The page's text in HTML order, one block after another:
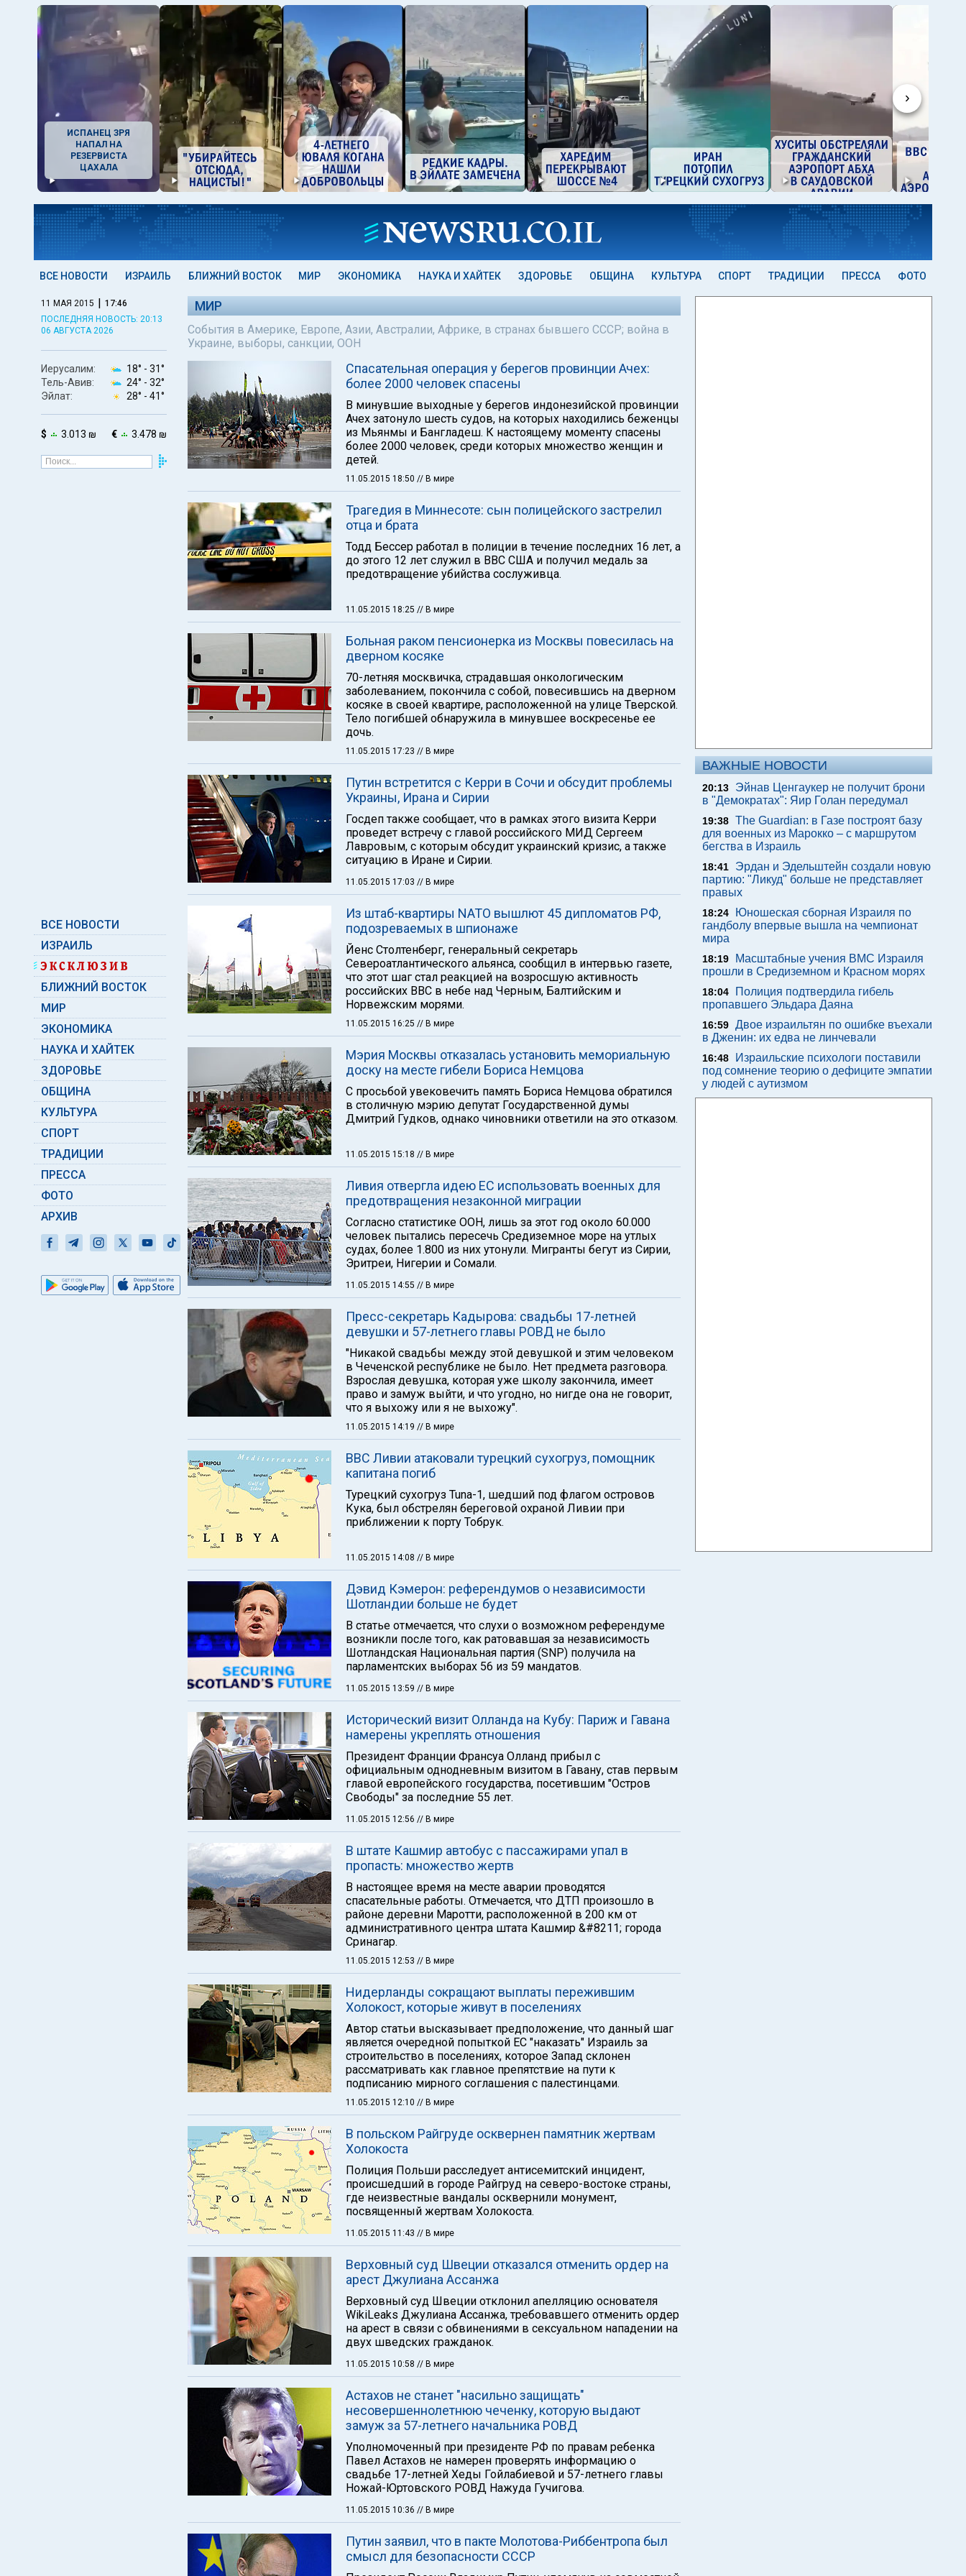
›
ИСПАНЕЦ ЗРЯ
НАПАЛ НА
РЕЗЕРВИСТА
ЦАХАЛА
ВСЕ НОВОСТИ ИЗРАИЛЬ БЛИЖНИЙ ВОСТОК МИР ЭКОНОМИКА НАУКА И ХАЙТЕК ЗДОРОВЬЕ ОБЩИНА КУЛЬТУРА СПОРТ ТРАДИЦИИ ПРЕССА ФОТО
11 МАЯ 2015 | 17:46
ПОСЛЕДНЯЯ НОВОСТЬ: 20:13
06 АВГУСТА 2026
Иерусалим: 18° - 31°
Тель-Авив:
24° - 32°
Эйлат:
28° - 41°
$ 3.013 ₪ € 3.478 ₪
ВСЕ НОВОСТИ
ИЗРАИЛЬ
БЛИЖНИЙ ВОСТОК
МИР
ЭКОНОМИКА
НАУКА И ХАЙТЕК
ЗДОРОВЬЕ
ОБЩИНА
КУЛЬТУРА
СПОРТ
ТРАДИЦИИ
ПРЕССА
ФОТО
АРХИВ
МИР
События в Америке, Европе, Азии, Австралии, Африке, в странах бывшего СССР; война в
Украине, выборы, санкции, ООН
Спасательная операция у берегов провинции Ачех:
более 2000 человек спасены
В минувшие выходные у берегов индонезийской провинции
Ачех затонуло шесть судов, на которых находились беженцы
из Мьянмы и Бангладеш. К настоящему моменту спасены
более 2000 человек, среди которых множество женщин и
детей.
11.05.2015 18:50 // В мире
Трагедия в Миннесоте: сын полицейского застрелил
отца и брата
Тодд Бессер работал в полиции в течение последних 16 лет, а
до этого 12 лет служил в ВВС США и получил медаль за
предотвращение убийства сослуживца.
11.05.2015 18:25 // В мире
Больная раком пенсионерка из Москвы повесилась на
дверном косяке
70-летняя москвичка, страдавшая онкологическим
заболеванием, покончила с собой, повесившись на дверном
косяке в своей квартире, расположенной на улице Тверской.
Тело погибшей обнаружила в минувшее воскресенье ее
дочь.
11.05.2015 17:23 // В мире
Путин встретится с Керри в Сочи и обсудит проблемы
Украины, Ирана и Сирии
Госдеп также сообщает, что в рамках этого визита Керри
проведет встречу с главой российского МИД Сергеем
Лавровым, с которым обсудит украинский кризис, а также
ситуацию в Иране и Сирии.
11.05.2015 17:03 // В мире
Из штаб-квартиры NATO вышлют 45 дипломатов РФ,
подозреваемых в шпионаже
Йенс Столтенберг, генеральный секретарь
Североатлантического альянса, сообщил в интервью газете,
что этот шаг стал реакцией на возросшую активность
российских ВВС в небе над Черным, Балтийским и
Норвежским морями.
11.05.2015 16:25 // В мире
Мэрия Москвы отказалась установить мемориальную
доску на месте гибели Бориса Немцова
С просьбой увековечить память Бориса Немцова обратился
в столичную мэрию депутат Государственной думы
Дмитрий Гудков, однако чиновники ответили на это отказом.
11.05.2015 15:18 // В мире
Ливия отвергла идею ЕС использовать военных для
предотвращения незаконной миграции
Согласно статистике ООН, лишь за этот год около 60.000
человек пытались пересечь Средиземное море на утлых
судах, более 1.800 из них утонули. Мигранты бегут из Сирии,
Эритреи, Нигерии и Сомали.
11.05.2015 14:55 // В мире
Пресс-секретарь Кадырова: свадьбы 17-летней
девушки и 57-летнего главы РОВД не было
"Никакой свадьбы между этой девушкой и этим человеком
в Чеченской республике не было. Нет предмета разговора.
Взрослая девушка, которая уже школу закончила, имеет
право и замуж выйти, и что угодно, но нигде она не говорит,
что я выхожу или я не выхожу".
11.05.2015 14:19 // В мире
ВВС Ливии атаковали турецкий сухогруз, помощник
капитана погиб
Турецкий сухогруз Tuna-1, шедший под флагом островов
Кука, был обстрелян береговой охраной Ливии при
приближении к порту Тобрук.
11.05.2015 14:08 // В мире
Дэвид Кэмерон: референдумов о независимости
Шотландии больше не будет
В статье отмечается, что слухи о возможном референдуме
возникли после того, как ратовавшая за независимость
Шотландская Национальная партия (SNP) получила на
парламентских выборах 56 из 59 мандатов.
11.05.2015 13:59 // В мире
Исторический визит Олланда на Кубу: Париж и Гавана
намерены укреплять отношения
Президент Франции Франсуа Олланд прибыл с
официальным однодневным визитом в Гавану, став первым
главой европейского государства, посетившим "Остров
Свободы" за последние 55 лет.
11.05.2015 12:56 // В мире
В штате Кашмир автобус с пассажирами упал в
пропасть: множество жертв
В настоящее время на месте аварии проводятся
спасательные работы. Отмечается, что ДТП произошло в
районе деревни Маротти, расположенной в 200 км от
административного центра штата Кашмир &#8211; города
Сринагар.
11.05.2015 12:53 // В мире
Нидерланды сокращают выплаты пережившим
Холокост, которые живут в поселениях
Автор статьи высказывает предположение, что данный шаг
является очередной попыткой ЕС "наказать" Израиль за
строительство в поселениях, которое Запад склонен
рассматривать как главное препятствие на пути к
подписанию мирного соглашения с палестинцами.
11.05.2015 12:10 // В мире
В польском Райгруде осквернен памятник жертвам
Холокоста
Полиция Польши расследует антисемитский инцидент,
происшедший в городе Райгруд на северо-востоке страны,
где неизвестные вандалы осквернили монумент,
посвященный жертвам Холокоста.
11.05.2015 11:43 // В мире
Верховный суд Швеции отказался отменить ордер на
арест Джулиана Ассанжа
Верховный суд Швеции отклонил апелляцию основателя
WikiLeaks Джулиана Ассанжа, требовавшего отменить ордер
на арест в связи с обвинениями в сексуальном нападении на
двух шведских гражданок.
11.05.2015 10:58 // В мире
Астахов не станет "насильно защищать"
несовершеннолетнюю чеченку, которую выдают
замуж за 57-летнего начальника РОВД
Уполномоченный при президенте РФ по правам ребенка
Павел Астахов не намерен проверять информацию о
свадьбе 17-летней Хеды Гойлабиевой и 57-летнего главы
Ножай-Юртовского РОВД Нажуда Гучигова.
11.05.2015 10:36 // В мире
Путин заявил, что в пакте Молотова-Риббентропа был
смысл для безопасности СССР
ВАЖНЫЕ НОВОСТИ
20:13
Эйнав Ценгаукер не получит брони
в "Демократах": Яир Голан передумал
19:38 The Guardian: в Газе построят базу
для военных из Марокко – с маршрутом
бегства в Израиль
18:41
Эрдан и Эдельштейн создали новую
партию: "Ликуд" больше не представляет
правых
18:24
Юношеская сборная Израиля по
гандболу впервые вышла на чемпионат
мира
18:19
Масштабные учения ВМС Израиля
прошли в Средиземном и Красном морях
18:04
Полиция подтвердила гибель
пропавшего Эльдара Даяна
16:59 Двое израильтян по ошибке въехали
в Дженин: их едва не линчевали
16:48
Израильские психологи поставили
под сомнение теорию о дефиците эмпатии
у людей с аутизмом